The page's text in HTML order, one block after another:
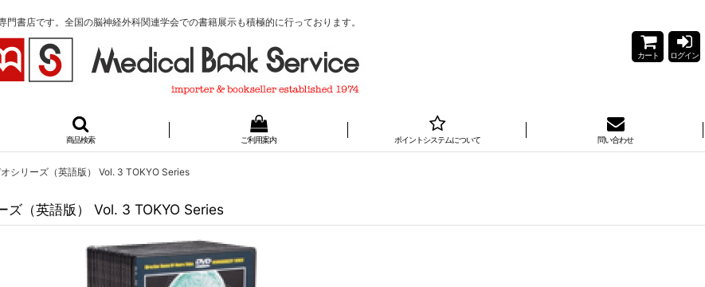
門書店です。全国の脳神経外科関連学会での書籍展示も積極的に行っております。
カート ログイン
商品検索 ご利用案内 ポイントシステムについて 問い合わせ
シリーズ（英語版） Vol. 3 TOKYO Series
ズ（英語版） Vol. 3 TOKYO Series